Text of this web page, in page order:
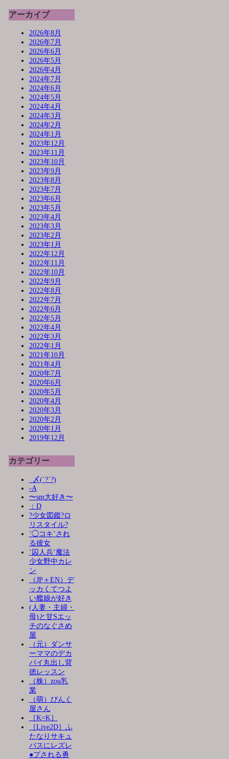
アーカイブ
2026年8月
2026年7月
2026年6月
2026年5月
2026年4月
2024年7月
2024年6月
2024年5月
2024年4月
2024年3月
2024年2月
2024年1月
2023年12月
2023年11月
2023年10月
2023年9月
2023年8月
2023年7月
2023年6月
2023年5月
2023年4月
2023年3月
2023年2月
2023年1月
2022年12月
2022年11月
2022年10月
2022年9月
2022年8月
2022年7月
2022年6月
2022年5月
2022年4月
2022年3月
2022年1月
2021年10月
2021年4月
2020年7月
2020年6月
2020年5月
2020年4月
2020年3月
2020年2月
2020年1月
2019年12月
カテゴリー
_〆(´?`?)
-A
〜sm大好き〜
：D
?少女図鑑?ロ
リスタイル?
’◯コキ’され
る彼女
’囚人兵’魔法
少女野中カレ
ン
（JP＋EN）デ
ッカくてつよ
い艦娘が好き
(人妻・主婦・
母)と甘Sエッ
チのなぐさめ
屋
（元）ダンサ
ーママのデカ
パイ丸出し背
徳レッスン
（株）zou乳
業
（萌）ぴんく
屋さん
［K=K］
［Live2D］ふ
たなりサキュ
バスにレズレ
●プされる勇